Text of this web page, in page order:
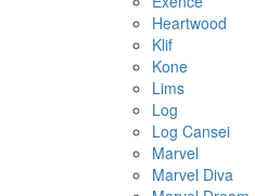
Heartwood
Klif
Kone
Lims
Log
Log Cansei
Marvel
Marvel Diva